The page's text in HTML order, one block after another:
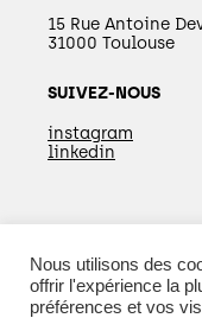
15 Rue Antoine
31000 Toulouse
SUIVEZ-NOUS
instagram
linkedin
PRENDRE
VOUS
Nous utilisons des
offrir l'expérience la
préférences et vos